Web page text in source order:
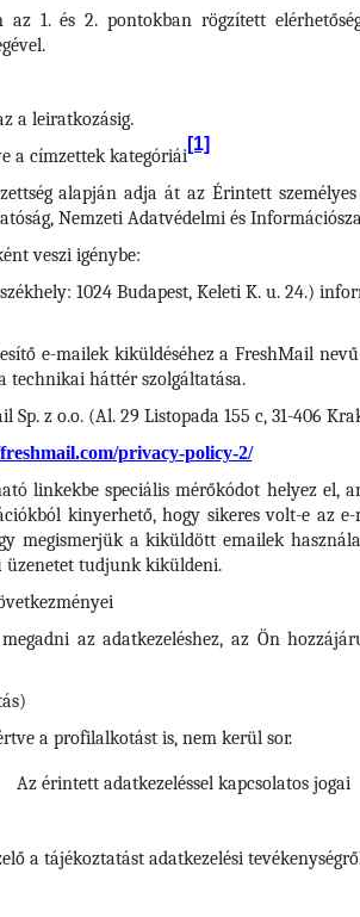
1. és 2. pontokban rögzített
a leiratkozásig.
a címzettek kategóriái
[1]
alapján adja át az Érintett
Nemzeti Adatvédelmi és
veszi igénybe:
1024 Budapest, Keleti K. u. 24.)
e-mailek kiküldéséhez a FreshMail
technikai háttér szolgáltatása.
z o.o. (Al. 29 Listopada 155 c, 31-406
privacy-policy-2/
linkekbe speciális mérőkódot helyez el,
kinyerhető, hogy sikeres volt-e az e-
megismerjük a kiküldött emailek
üzenetet tudjunk kiküldeni.
az adatkezeléshez, az Ön
a profilalkotást is, nem kerül sor.
Az érintett adatkezeléssel kapcsolatos jogai
a tájékoztatást adatkezelési